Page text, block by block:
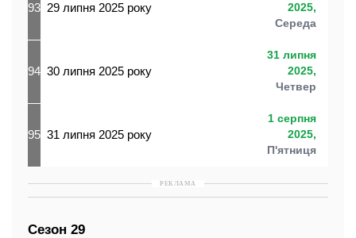
93 29 липня 2025 року
2025,
Середа
94 30 липня 2025 року
31 липня
2025,
Четвер
95 31 липня 2025 року
1 серпня
2025,
П'ятниця
РЕКЛАМА
Сезон 29